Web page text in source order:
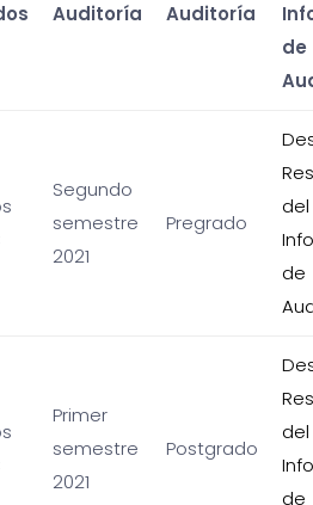
Auditoría
Auditoría
de
Segundo
semestre
2021
Pregrado
del
de
Primer
semestre
2021
Postgrado
del
de